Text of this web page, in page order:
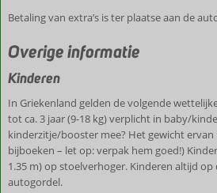
Betaling van extra’s is ter plaatse aan de
Overige informatie
Kinderen
In Griekenland gelden de volgende
tot ca. 3 jaar (9-18 kg) verplicht in baby/
kinderzitje/booster mee? Het gewicht ervan
bijboeken – let op: verpak hem goed!)
1.35 m) op stoelverhoger. Kinderen altijd
autogordel.